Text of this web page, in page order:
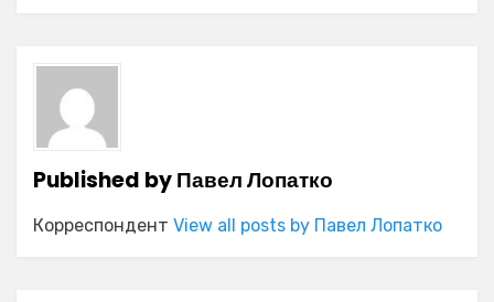
Published byПавел Лопатко
Корреспондент View all posts by Павел Лопатко